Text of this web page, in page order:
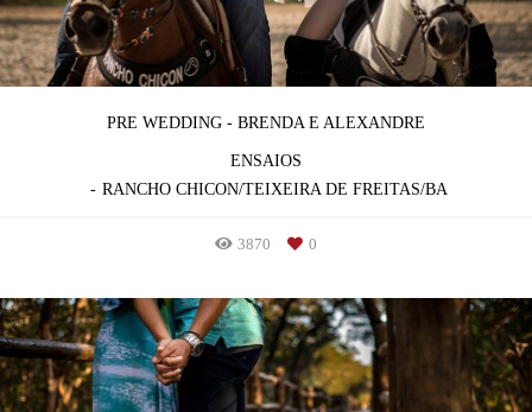
PRE WEDDING - BRENDA E ALEXANDRE
ENSAIOS
RANCHO CHICON/TEIXEIRA DE FREITAS/BA
3870 0